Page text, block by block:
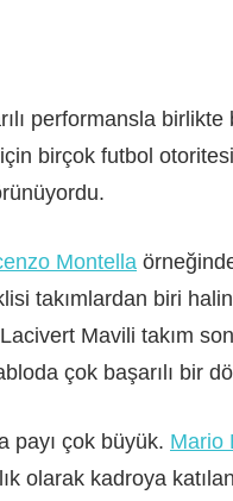
performansla birlikte
birçok futbol
Montella
takımlardan biri
Mavili takım
çok başarılı bir
payı çok büyük. Mario
olarak kadroya